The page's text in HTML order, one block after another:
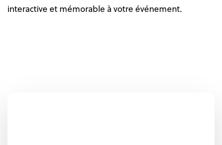
interactive et mémorable à votre événement.